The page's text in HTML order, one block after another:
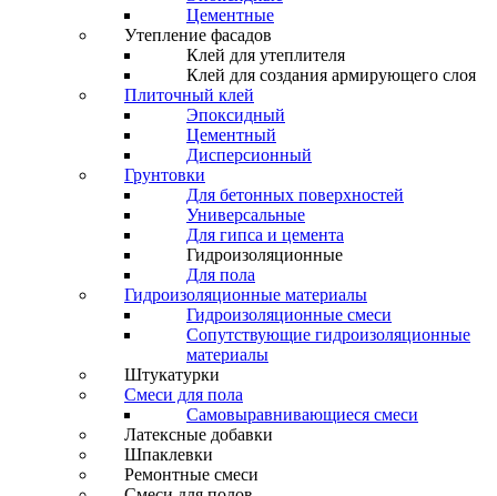
Цементные
Утепление фасадов
Клей для утеплителя
Клей для создания армирующего слоя
Плиточный клей
Эпоксидный
Цементный
Дисперсионный
Грунтовки
Для бетонных поверхностей
Универсальные
Для гипса и цемента
Гидроизоляционные
Для пола
Гидроизоляционные материалы
Гидроизоляционные смеси
Сопутствующие гидроизоляционные
материалы
Штукатурки
Смеси для пола
Самовыравнивающиеся смеси
Латексные добавки
Шпаклевки
Ремонтные смеси